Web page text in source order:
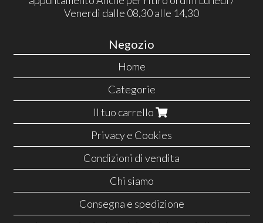
Venerdì dalle 08,30 alle 14,30
Negozio
Home
Categorie
Il tuo carrello
Privacy e Cookies
Condizioni di vendita
Chi siamo
Consegna e spedizione